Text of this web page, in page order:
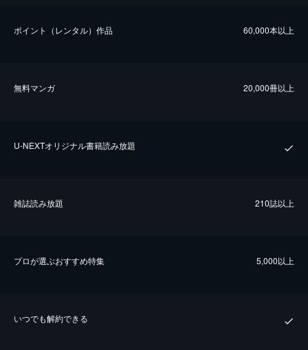
ポイント（レンタル）作品 60,000本以上
無料マンガ 20,000冊以上
U-NEXTオリジナル書籍読み放題
雑誌読み放題 210誌以上
プロが選ぶおすすめ特集 5,000以上
いつでも解約できる